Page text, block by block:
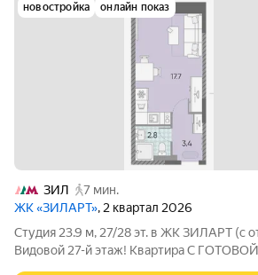
новостройка онлайн показ
ЗИЛ
7 мин.
ЖК «ЗИЛАРТ», 2 квартал 2026
Студия 23.9 м, 27/28 эт. в ЖК ЗИЛАРТ (с
Видовой 27-й этаж! Квартира С